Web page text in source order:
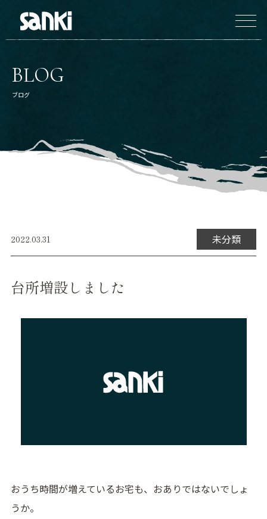
BLOG
ブログ
2022.03.31 未分類
台所増設しました
おうち時間が増えているお宅も、おありではないでしょ
うか。